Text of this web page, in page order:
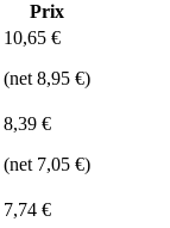
Prix
10,65 €
(net 8,95 €)
8,39 €
(net 7,05 €)
7,74 €